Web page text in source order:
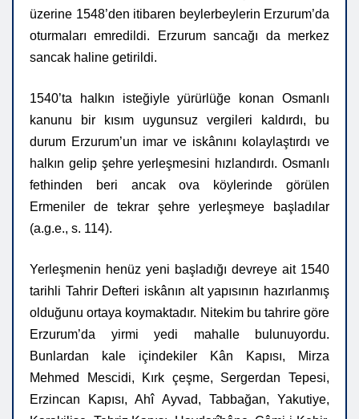
üzerine 1548’den itibaren beylerbeylerin Erzurum’da
oturmaları emredildi. Erzurum sancağı da merkez
sancak haline getirildi.
1540’ta halkın isteğiyle yürürlüğe konan Osmanlı
kanunu bir kısım uygunsuz vergileri kaldırdı, bu
durum Erzurum’un imar ve iskânını kolaylaştırdı ve
halkın gelip şehre yerleşmesini hızlandırdı. Osmanlı
fethinden beri ancak ova köylerinde görülen
Ermeniler de tekrar şehre yerleşmeye başladılar
(a.g.e., s. 114).
Yerleşmenin henüz yeni başladığı devreye ait 1540
tarihli Tahrir Defteri iskânın alt yapısının hazırlanmış
olduğunu ortaya koymaktadır. Nitekim bu tahrire göre
Erzurum’da yirmi yedi mahalle bulunuyordu.
Bunlardan kale içindekiler Kân Kapısı, Mirza
Mehmed Mescidi, Kırk çeşme, Sergerdan Tepesi,
Erzincan Kapısı, Ahî Ayvad, Tabbağan, Yakutiye,